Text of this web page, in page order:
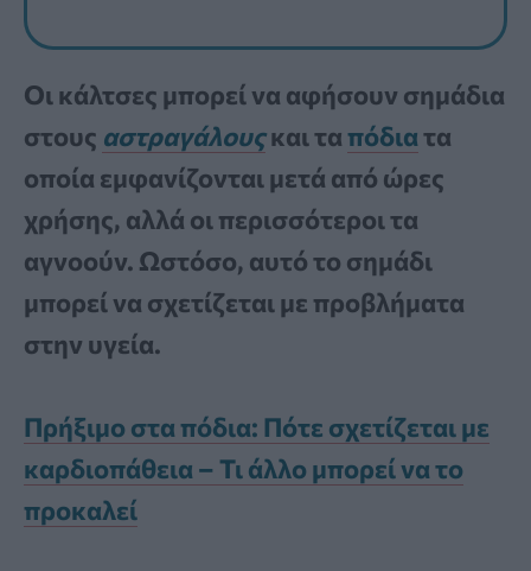
Οι κάλτσες μπορεί να αφήσουν σημάδια
στους αστραγάλουςκαι ταπόδιατα
οποία εμφανίζονται μετά από ώρες
χρήσης, αλλά οι περισσότεροι τα
αγνοούν. Ωστόσο, αυτό το σημάδι
μπορεί να σχετίζεται με προβλήματα
στην υγεία.
Πρήξιμο στα πόδια: Πότε σχετίζεται με
καρδιοπάθεια – Τι άλλο μπορεί να το
προκαλεί